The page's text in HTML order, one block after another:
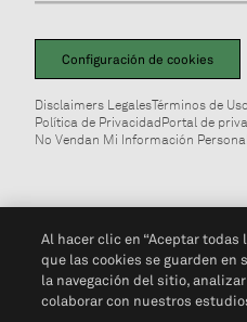
Configuración de cookies
Disclaimers LegalesTérminos de Uso
Política de PrivacidadPortal de
No Vendan Mi Información
Al hacer clic en “Aceptar todas
que las cookies se guarden en
la navegación del sitio,
colaborar con nuestros